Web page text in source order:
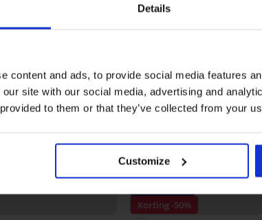
Details
content and ads, to provide social media features
site with our social media, advertising and
to them or that they’ve collected from your
Customize
Korting -50%